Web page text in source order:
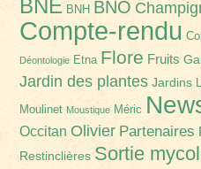
BNE BNH BNO
Compte-rendu
Déontologie Etna Flore Fruits
Jardin des plantes Jardins
Moulinet Moustique Méric
Occitan Olivier Partenaires
Restinclières Sortie